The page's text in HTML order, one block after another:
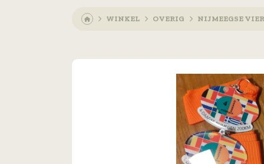
Outdoor Militair
Schoenen
Accessoires
Emblemen
Militaire rangen
Overig
WINKEL OVERIG NIJMEEGSE